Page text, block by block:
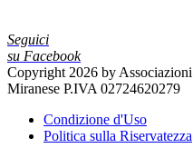
DEL SETTORE
Seguici
su Facebook
Copyright 2026 by
Miranese P.IVA 02724620279
Condizione d'Uso
Politica sulla Riservatezza